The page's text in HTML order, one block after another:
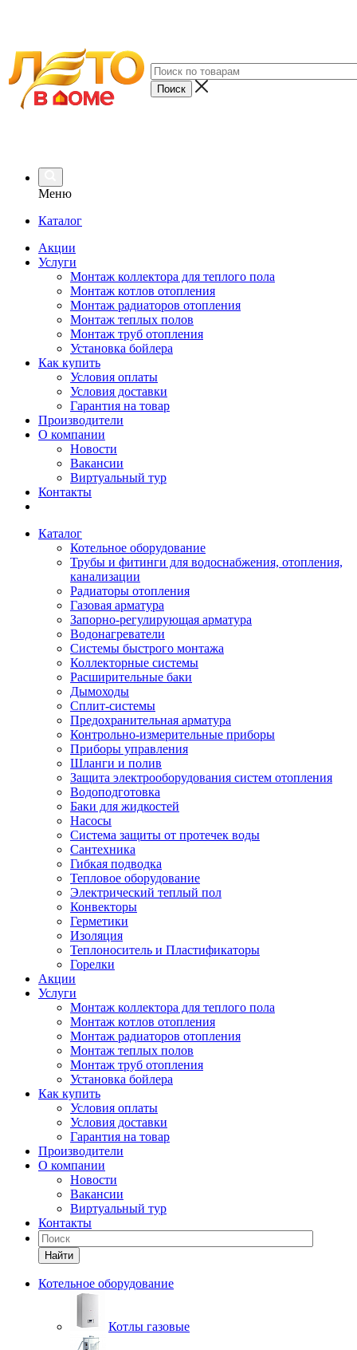
Меню
Каталог
Акции
Услуги
Монтаж коллектора для теплого пола
Монтаж котлов отопления
Монтаж радиаторов отопления
Монтаж теплых полов
Монтаж труб отопления
Установка бойлера
Как купить
Условия оплаты
Условия доставки
Гарантия на товар
Производители
О компании
Новости
Вакансии
Виртуальный тур
Контакты
Каталог
Котельное оборудование
Трубы и фитинги для водоснабжения, отопления,
канализации
Радиаторы отопления
Газовая арматура
Запорно-регулирующая арматура
Водонагреватели
Системы быстрого монтажа
Коллекторные системы
Расширительные баки
Дымоходы
Сплит-системы
Предохранительная арматура
Контрольно-измерительные приборы
Приборы управления
Шланги и полив
Защита электрооборудования систем отопления
Водоподготовка
Баки для жидкостей
Насосы
Система защиты от протечек воды
Сантехника
Гибкая подводка
Тепловое оборудование
Электрический теплый пол
Конвекторы
Герметики
Изоляция
Теплоноситель и Пластификаторы
Горелки
Акции
Услуги
Монтаж коллектора для теплого пола
Монтаж котлов отопления
Монтаж радиаторов отопления
Монтаж теплых полов
Монтаж труб отопления
Установка бойлера
Как купить
Условия оплаты
Условия доставки
Гарантия на товар
Производители
О компании
Новости
Вакансии
Виртуальный тур
Контакты
Найти
Котельное оборудование
Котлы газовые